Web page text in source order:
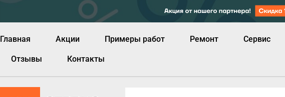
Главная Акции Примеры работ Ремонт Сервис
Отзывы Контакты